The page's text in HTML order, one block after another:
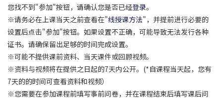
您找不到"参加"按钮，请确认您是否已经登录。
※请务必在上课当天之前查看在"线授课方法"，并提前进行必要的
设置后点击"参加"按钮。如果设置不正确，可能导致无法发行各种
证书。请确保留出足够的时间完成设置。
※可能不提供课前资料、当天课件或回顾视频。
※资料与视频将在提供之日起的7天内公开。(*自课程当天起，您有
7天的的时间可查看资料和视频）
※您需要在参加课程前填写事前问卷，并在课程结束后填写课后问